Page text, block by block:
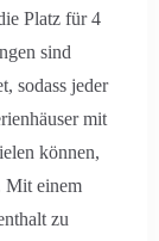
Platz für 4
sind
sodass jeder
mit
können,
Mit einem
zu